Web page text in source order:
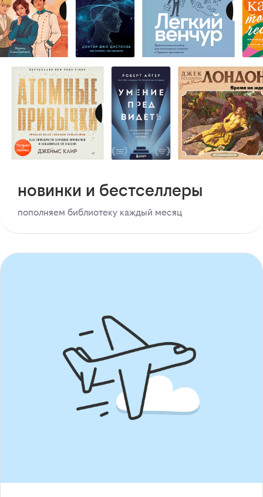
новинки и бестселлеры
пополняем библиотеку каждый месяц